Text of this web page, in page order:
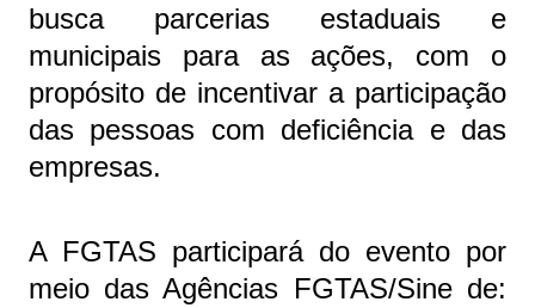
busca parcerias estaduais e
municipais para as ações, com o
propósito de incentivar a participação
das pessoas com deficiência e das
empresas.
A FGTAS participará do evento por
meio das Agências FGTAS/Sine de: